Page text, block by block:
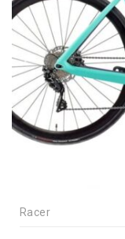
Racer